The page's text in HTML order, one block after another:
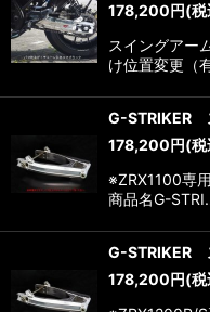
178,200 円(税
スイングアー
け位置変更（
G-STRIKER
178,200 円(税
※ZRX1100専
商品名G-
G-STRIKER
178,200 円(税